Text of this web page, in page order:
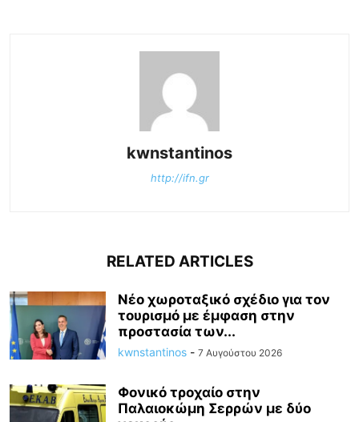
kwnstantinos
http://ifn.gr
RELATED ARTICLES
Νέο χωροταξικό σχέδιο για τον
τουρισμό με έμφαση στην
προστασία των...
kwnstantinos - 7 Αυγούστου 2026
Φονικό τροχαίο στην
Παλαιοκώμη Σερρών με δύο